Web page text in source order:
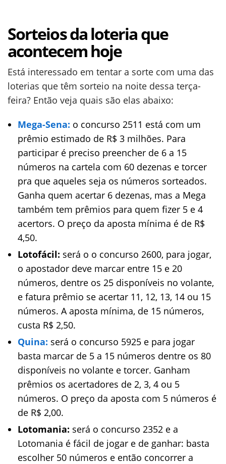
Sorteios da loteria que
acontecem hoje
Está interessado em tentar a sorte com uma das
loterias que têm sorteio na noite dessa terça-
feira? Então veja quais são elas abaixo:
Mega-Sena: o concurso 2511 está com um
prêmio estimado de R$ 3 milhões. Para
participar é preciso preencher de 6 a 15
números na cartela com 60 dezenas e torcer
pra que aqueles seja os números sorteados.
Ganha quem acertar 6 dezenas, mas a Mega
também tem prêmios para quem fizer 5 e 4
acertors. O preço da aposta mínima é de R$
4,50.
Lotofácil: será o o concurso 2600, para jogar,
o apostador deve marcar entre 15 e 20
números, dentre os 25 disponíveis no volante,
e fatura prêmio se acertar 11, 12, 13, 14 ou 15
números. A aposta mínima, de 15 números,
custa R$ 2,50.
Quina: será o concurso 5925 e para jogar
basta marcar de 5 a 15 números dentre os 80
disponíveis no volante e torcer. Ganham
prêmios os acertadores de 2, 3, 4 ou 5
números. O preço da aposta com 5 números é
de R$ 2,00.
Lotomania: será o concurso 2352 e a
Lotomania é fácil de jogar e de ganhar: basta
escolher 50 números e então concorrer a